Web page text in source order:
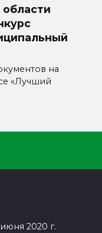
на
«Лучший
2020 г.